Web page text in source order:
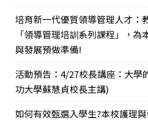
培育新一代優質領導管理人才：
「領導管理培訓系列課程」，為
與發展預做準備!
活動預告：4/27校長講座：大學
功大學蘇慧貞校長主講)
如何有效甄選入學生?本校護理